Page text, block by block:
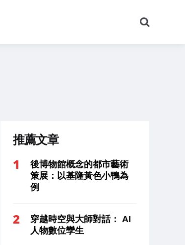
尋
推薦文章
後博物館概念的都市藝術
策展：以基隆黃色小鴨為
例
穿越時空與大師對話： AI
人物數位孿生